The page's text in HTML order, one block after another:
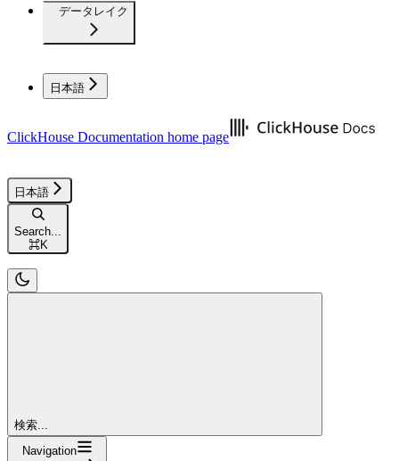
データレイク
日本語
ClickHouse Documentation home page
日本語
Search...
⌘K
検索...
Navigation